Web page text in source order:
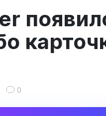
0